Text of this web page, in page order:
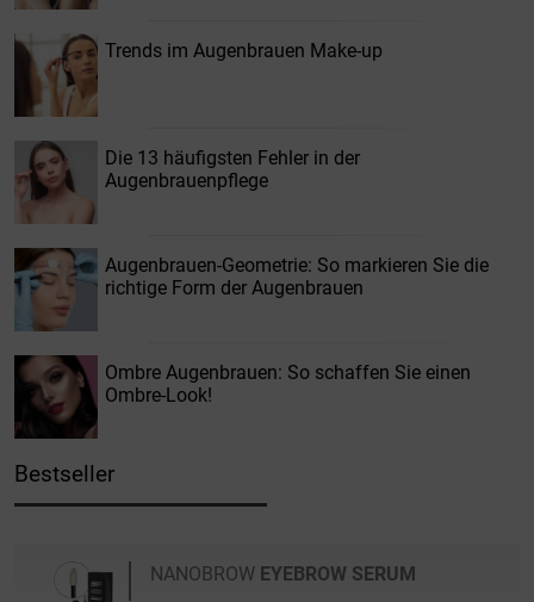
Trends im Augenbrauen Make-up
Die 13 häufigsten Fehler in der
Augenbrauenpflege
Augenbrauen-Geometrie: So markieren Sie die
richtige Form der Augenbrauen
Ombre Augenbrauen: So schaffen Sie einen
Ombre-Look!
Bestseller
NANOBROW EYEBROW SERUM